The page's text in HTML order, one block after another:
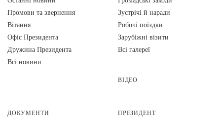
Промови та звернення
Вiтання
Офіс Президента
Дружина Президента
Всі новини
Зустрічі й наради
Робочі поїздки
Зарубіжні візити
Всі галереї
ВІДЕО
ДОКУМЕНТИ ПРЕЗИДЕНТ